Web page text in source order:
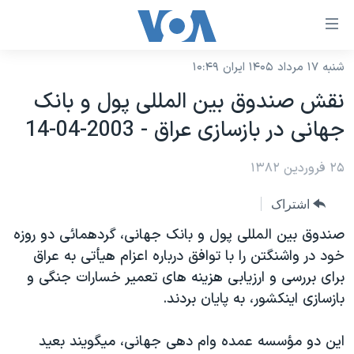
لینکهای
دسترسی
جهش
محتوای
اصلی
اصلی
جهش
به
جستجو
نسخه سبک وب‌سایت
موضوع ها
ایران
آمریکا
جهان
ورزشی
گزیده‌ها
ویدیوها
برنامه های تلویزیونی
جدول برنامه ها
صفحه‌های ویژه
جام جهانی ۲۰۲۶
عملیات خشم حماسی
بایگانی برنامه‌های تلویزیونی
فرکانس‌های صدای آمریکا
پخش رادیویی
شنبه ۱۷ مرداد ۱۴۰۵ ایران ۱۰:۴۹
نقش صندوق بين المللی پول و بانک
جهانی در بازسازی عراق - 2003-04-14
۲۵ فروردین ۱۳۸۲
اشتراک
صندوق بين المللی پول و بانک جهانی، گردهمائی دو روزه
خود در واشنگتن را با توافق درباره اعزام هيأتی به عراق
برای بررسی و ارزيابی هزينه های تعمير خسارات جنگی و
بازسازی اينکشور، به پايان بردند.
اين دو مؤسسه عمده وام دهی جهانی، ميگويند بعيد